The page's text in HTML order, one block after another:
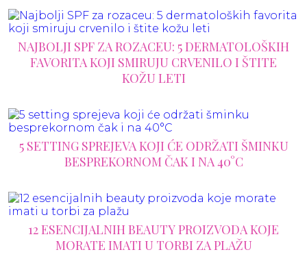
NAJBOLJI SPF ZA ROZACEU: 5 DERMATOLOŠKIH
FAVORITA KOJI SMIRUJU CRVENILO I ŠTITE
KOŽU LETI
5 SETTING SPREJEVA KOJI ĆE ODRŽATI ŠMINKU
BESPREKORNOM ČAK I NA 40°C
12 ESENCIJALNIH BEAUTY PROIZVODA KOJE
MORATE IMATI U TORBI ZA PLAŽU